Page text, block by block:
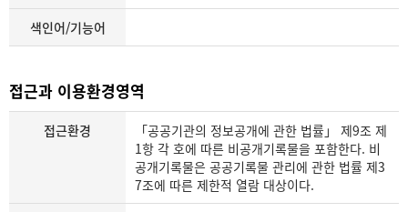
색인어/기능어
접근과 이용환경영역
접근환경
「공공기관의 정보공개에 관한 법률」 제9조 제
1항 각 호에 따른 비공개기록물을 포함한다. 비
공개기록물은 공공기록물 관리에 관한 법률 제3
7조에 따른 제한적 열람 대상이다.